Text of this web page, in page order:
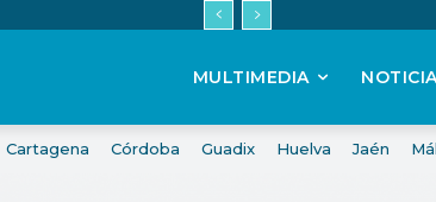
MULTIMEDIA
Cartagena Córdoba Guadix Huelva Jaén